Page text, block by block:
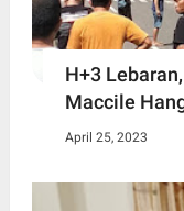
H+3
Maccile
April 25, 2023